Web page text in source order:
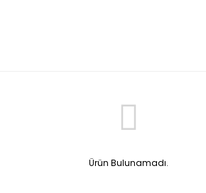
Ürün Bulunamadı.